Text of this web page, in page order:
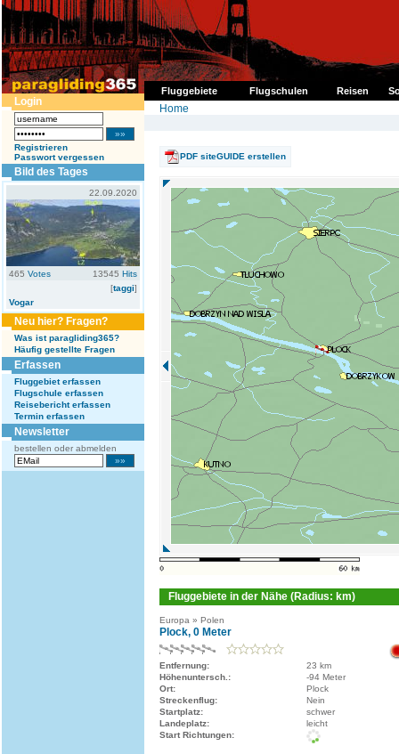
Fluggebiete Flugschulen Reisen
Login
Registrieren
Passwort vergessen
Bild des Tages
22.09.2020
465 Votes 13545 Hits
[taggi]
Vogar
Neu hier? Fragen?
Was ist paragliding365?
Häufig gestellte Fragen
Erfassen
Fluggebiet erfassen
Flugschule erfassen
Reisebericht erfassen
Termin erfassen
Newsletter
bestellen oder abmelden
Home
PDF siteGUIDE erstellen
Fluggebiete in der Nähe (Radius: km)
Europa » Polen
Plock, 0 Meter
Entfernung:
23 km
Höhenuntersch.:
-94 Meter
Ort:
Plock
Streckenflug:
Nein
Startplatz:
schwer
Landeplatz:
leicht
Start Richtungen: